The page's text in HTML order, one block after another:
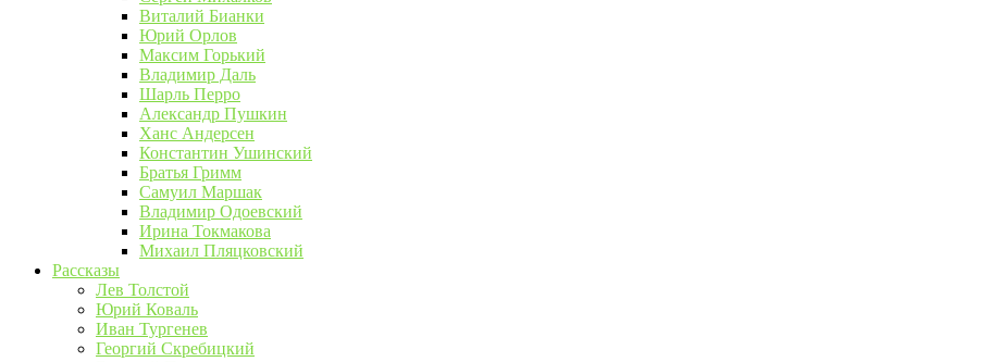
Виталий Бианки
Юрий Орлов
Максим Горький
Владимир Даль
Шарль Перро
Александр Пушкин
Ханс Андерсен
Константин Ушинский
Братья Гримм
Самуил Маршак
Владимир Одоевский
Ирина Токмакова
Михаил Пляцковский
Рассказы
Лев Толстой
Юрий Коваль
Иван Тургенев
Георгий Скребицкий